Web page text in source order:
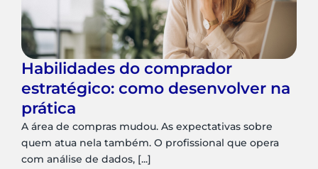
Habilidades do comprador
estratégico: como desenvolver na
prática
A área de compras mudou. As expectativas sobre
quem atua nela também. O profissional que opera
com análise de dados, [...]